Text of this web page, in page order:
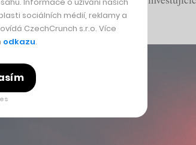
korun).sociálních médií, reklamy a
CzechCrunch s.r.o. Více
odkazu.